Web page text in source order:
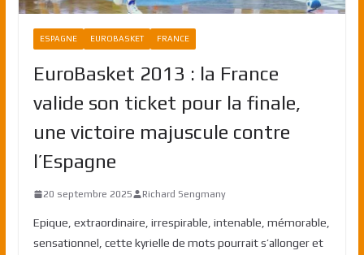
ESPAGNE EUROBASKET FRANCE
EuroBasket 2013 : la France
valide son ticket pour la finale,
une victoire majuscule contre
l’Espagne
20 septembre 2025 Richard Sengmany
Epique, extraordinaire, irrespirable, intenable, mémorable,
sensationnel, cette kyrielle de mots pourrait s’allonger et